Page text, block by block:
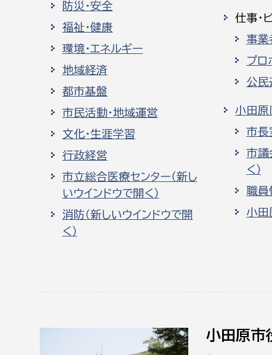
防災・安全
福祉・健康
環境・エネルギー
地域経済
都市基盤
市民活動・地域運営
文化・生涯学習
行政経営
市立総合医療センター（新し
いウインドウで開く）
消防（新しいウインドウで開
く）
仕事・
事業
プロ
公民
小田原
市長
市議
く）
職員
小田
小田原市